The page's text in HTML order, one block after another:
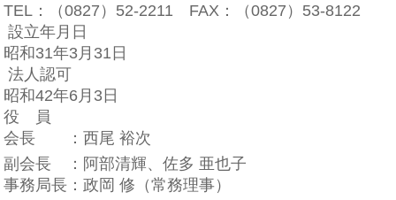
TEL：（0827）52-2211 FAX：（0827）53-8122
設立年月日
昭和31年3月31日
法人認可
昭和42年6月3日
役 員
会長 ：西尾 裕次
副会長 ：阿部清輝、佐多 亜也子
事務局長：政岡 修（常務理事）